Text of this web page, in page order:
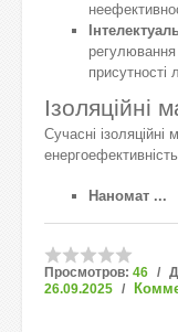
присутності
Ізоляційні
Сучасні
Наномат ...
Просмотров: 46
26.09.2025